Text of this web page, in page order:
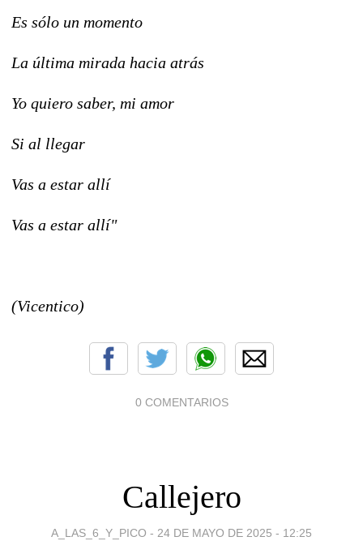
Es sólo un momento
La última mirada hacia atrás
Yo quiero saber, mi amor
Si al llegar
Vas a estar allí
Vas a estar allí"
(Vicentico)
0 COMENTARIOS
Callejero
A_LAS_6_Y_PICO - 24 DE MAYO DE 2025 - 12:25